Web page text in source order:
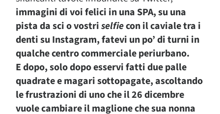
immagini di voi felici in una SPA, su una
pista da sci o vostriselfiecon il caviale tra i
denti su Instagram, fatevi un po’ di turni in
qualche centro commerciale periurbano.
E dopo, solo dopo esservi fatti due palle
quadrate e magari sottopagate, ascoltando
le frustrazioni di uno che il 26 dicembre
vuole cambiare il maglione che sua nonna